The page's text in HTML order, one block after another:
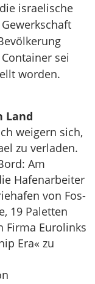
israelische
sei
worden.
Land
weigern sich,
zu verladen.
Am
Hafenarbeiter
von Fos-
19 Paletten
Firma Eurolinks
Era« zu